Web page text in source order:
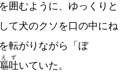
囲むように、ゆっくりと
て犬のクソを口の中にね
転がりながら「ぼ
吐
えず
いていた。